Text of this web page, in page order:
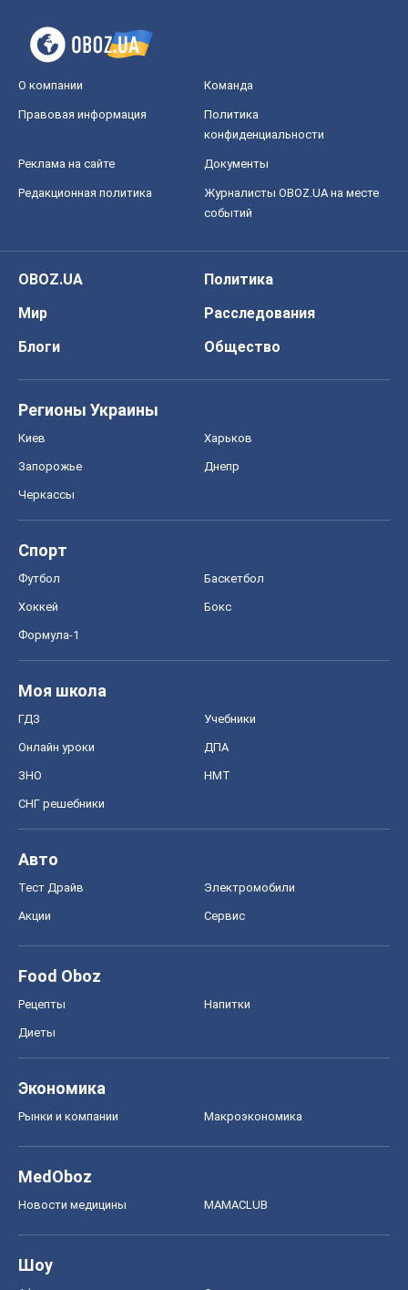
О компании Команда
Правовая информация
Политика
конфиденциальности
Реклама на сайте Документы
Редакционная политика
Журналисты OBOZ.UA на месте
событий
OBOZ.UA
Политика
Мир
Расследования
Блоги
Общество
Регионы Украины
Киев Харьков
Запорожье Днепр
Черкассы
Спорт
Футбол Баскетбол
Хоккей Бокс
Формула-1
Моя школа
ГДЗ Учебники
Онлайн уроки ДПА
ЗНО НМТ
СНГ решебники
Авто
Тест Драйв Электромобили
Акции Сервис
Food Oboz
Рецепты Напитки
Диеты
Экономика
Рынки и компании Mакроэкономика
MedOboz
Новости медицины MAMACLUB
Шоу